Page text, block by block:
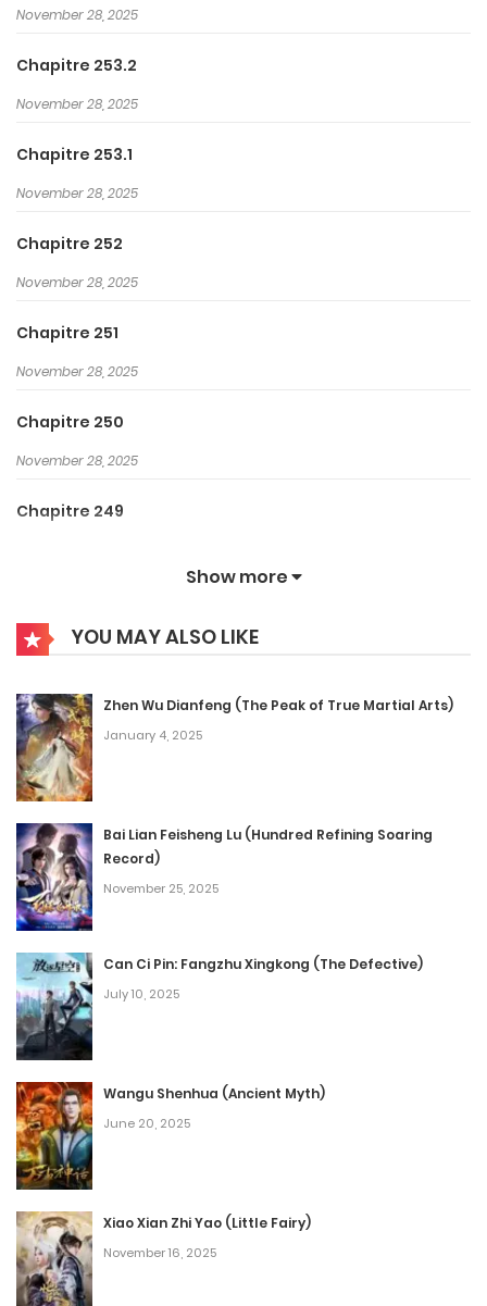
Allen Walker est l’un d’entre eux et fait partie des plus
jeunes recrues. Mais ses extraordinaires pouvoirs
gauche est-elle celle d’un démon ? Quelle est cette
cicatrice qui le défigure, et quel lien possède-t-il avec le
D Gray Man
Grayman, Dī Gureiman, Thầy trừ tà, ד.גריי-מן, ·格雷少年. This
series was written by Katsura Hoshino and illustrations by
Katsura Hoshino. D Gray Man Webtoon is about Action,
November 28, 2025
Chapitre 253.2
November 28, 2025
Chapitre 253.1
November 28, 2025
Chapitre 252
November 28, 2025
Chapitre 251
November 28, 2025
Chapitre 250
November 28, 2025
Chapitre 249
November 28, 2025
Chapitre 247
November 28, 2025
Chapitre 246
Show more
YOU MAY ALSO LIKE
Zhen Wu Dianfeng (The Peak of True Martial Arts)
January 4, 2025
Bai Lian Feisheng Lu (Hundred Refining Soaring
Record)
November 25, 2025
Can Ci Pin: Fangzhu Xingkong (The Defective)
July 10, 2025
Wangu Shenhua (Ancient Myth)
June 20, 2025
Xiao Xian Zhi Yao (Little Fairy)
November 16, 2025